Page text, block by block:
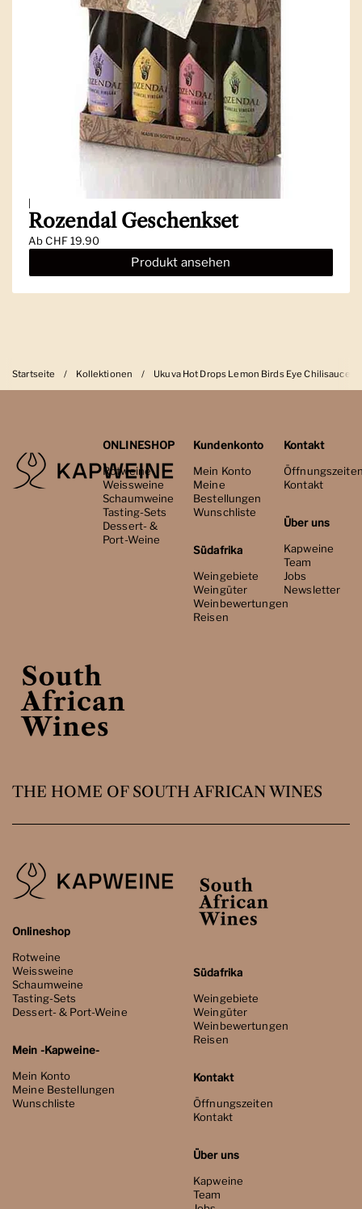
Rozendal Geschenkset
AbCHF 19.90
Produkt ansehen
Startseite / Kollektionen / Ukuva Hot Drops Lemon Birds Eye Chilisauce
ONLINESHOP
Rotweine
Weissweine
Schaumweine
Tasting-Sets
Dessert- &
Port-Weine
Kundenkonto
Mein Konto
Meine
Bestellungen
Wunschliste
Südafrika
Weingebiete
Weingüter
Weinbewertungen
Reisen
Kontakt
Kontakt
Über uns
Kapweine
Team
Jobs
Newsletter
THE HOME OF SOUTH AFRICAN WINES
Onlineshop
Rotweine
Weissweine
Schaumweine
Tasting-Sets
Dessert- & Port-Weine
Mein -Kapweine-
Mein Konto
Meine Bestellungen
Wunschliste
Südafrika
Weingebiete
Weingüter
Weinbewertungen
Reisen
Kontakt
Öffnungszeiten
Kontakt
Über uns
Kapweine
Team